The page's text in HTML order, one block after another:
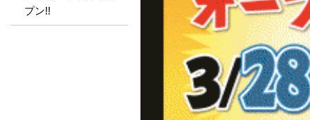
プン!!